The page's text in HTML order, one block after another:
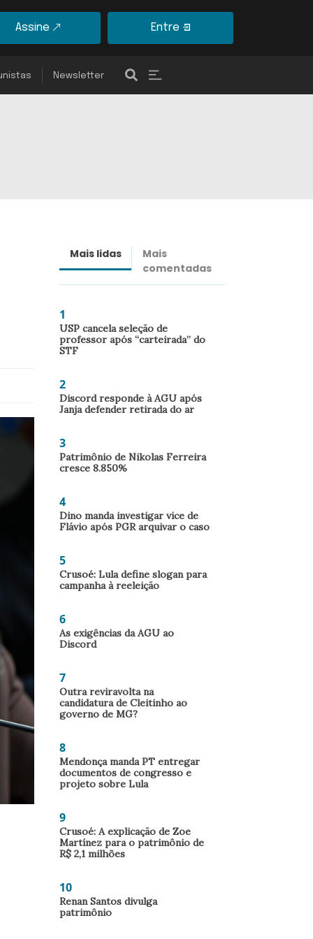
Assine Entre
Newsletter
Mais lidas
Mais
comentadas
1
USP cancela seleção de
professor após “carteirada” do
STF
2
Discord responde à AGU após
Janja defender retirada do ar
3
Patrimônio de Nikolas Ferreira
cresce 8.850%
4
Dino manda investigar vice de
Flávio após PGR arquivar o caso
5
Crusoé: Lula define slogan para
campanha à reeleição
6
As exigências da AGU ao
Discord
7
Outra reviravolta na
candidatura de Cleitinho ao
governo de MG?
8
Mendonça manda PT entregar
documentos de congresso e
projeto sobre Lula
9
Crusoé: A explicação de Zoe
Martínez para o patrimônio de
R$ 2,1 milhões
10
Renan Santos divulga
patrimônio